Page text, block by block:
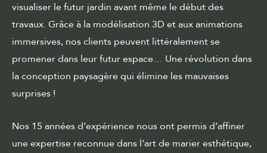
visualiser le futur jardin avant même le début des
travaux. Grâce à la modélisation 3D et aux animations
immersives, nos clients peuvent littéralement se
promener dans leur futur espace… Une révolution dans
la conception paysagère qui élimine les mauvaises
surprises !
Nos 15 années d’expérience nous ont permis d’affiner
une expertise reconnue dans l’art de marier esthétique,